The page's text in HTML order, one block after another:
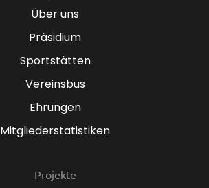
Über uns
Präsidium
Sportstätten
Vereinsbus
Ehrungen
Mitgliederstatistiken
Projekte